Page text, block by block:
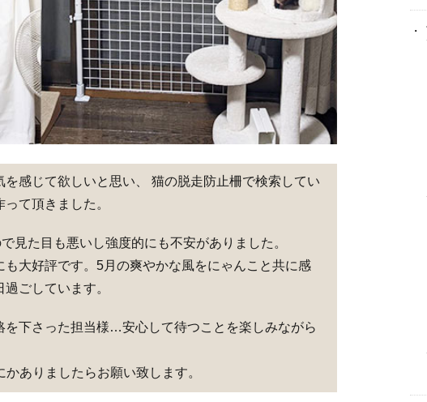
感じて欲しいと思い、 猫の脱走防止柵で検索してい
て頂きました。
見た目も悪いし強度的にも不安がありました。
大好評です。5月の爽やかな風をにゃんこと共に感
ごしています。
下さった担当様…安心して待つことを楽しみながら
かありましたらお願い致します。